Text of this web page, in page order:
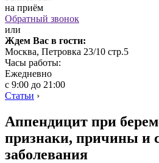
на приём
Обратный звонок
или
Ждем Вас в гости:
Москва, Петровка 23/10 стр.5
Часы работы:
Ежедневно
с 9:00 до 21:00
Статьи ›
Аппендицит при
признаки, причины и
заболевания